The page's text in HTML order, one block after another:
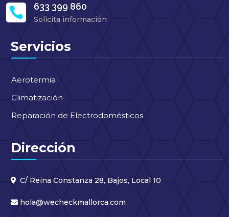
 633 399 860
Solicita información
Servicios
Aerotermia
Climatización
Reparación de Electrodomésticos
Dirección
C/ Reina Constanza 28, Bajos, Local 10
hola@wecheckmallorca.com